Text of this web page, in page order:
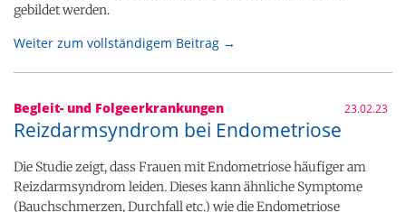
gebildet werden.
Weiter zum vollständigem Beitrag →
Begleit- und Folgeerkrankungen 23.02.23
Reizdarmsyndrom bei Endometriose
Die Studie zeigt, dass Frauen mit Endometriose häufiger am
Reizdarmsyndrom leiden. Dieses kann ähnliche Symptome
(Bauchschmerzen, Durchfall etc.) wie die Endometriose